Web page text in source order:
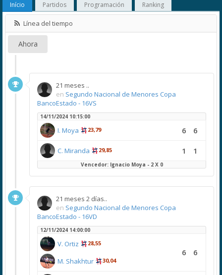
Início Partidos Programación Ranking
Línea del tiempo
Ahora
21 meses ..
en Segundo Nacional de Menores Copa
BancoEstado - 16VS
14/11/2024 10:15:00
I. Moya 23,79 6 6
C. Miranda 29,85 1 1
Vencedor: Ignacio Moya - 2 X 0
21 meses 2 días..
en Segundo Nacional de Menores Copa
BancoEstado - 16VD
12/11/2024 14:00:00
V. Ortiz 28,55
M. Shakhtur 30,04
6 6